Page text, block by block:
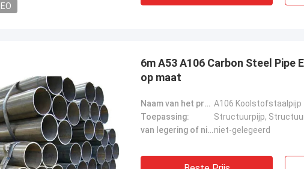
6m A53 A106 Carbon Steel Pipe
op maat
Naam van het product: A106 Koolstofstaalpijp
Toepassing:
Structuurpijp,
van legering of niet:niet-gelegeerd